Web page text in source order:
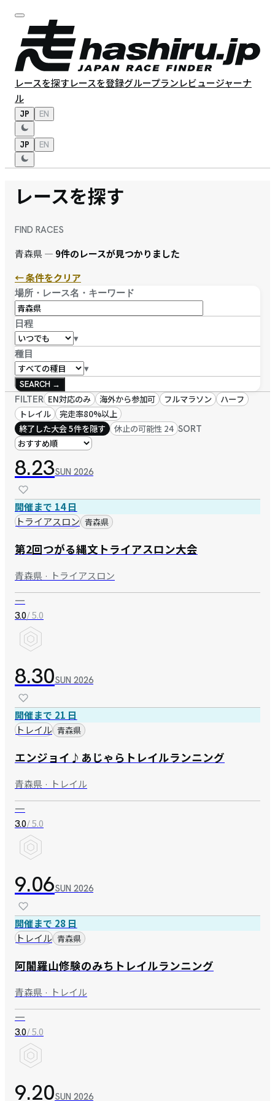
レースを探すレースを登録グループランレビュージャーナ
ル
JP EN
JP EN
レースを探す
FIND RACES
青森県 — 9件のレースが見つかりました
← 条件をクリア
場所・レース名・キーワード
日程
▾
種目
▾
SEARCH →
FILTER EN対応のみ 海外から参加可 フルマラソン
ハーフ
トレイル
完走率80%以上
終了した大会 5件を隠す
休止の可能性 24 SORT
8.23SUN 2026
開催まで 14 日
トライアスロン 青森県
第2回つがる縄文トライアスロン大会
青森県 · トライアスロン
—
3.0/ 5.0
8.30SUN 2026
開催まで 21 日
トレイル 青森県
エンジョイ♪あじゃらトレイルランニング
青森県 · トレイル
—
3.0/ 5.0
9.06SUN 2026
開催まで 28 日
トレイル 青森県
阿闍羅山修験のみちトレイルランニング
青森県 · トレイル
—
3.0/ 5.0
9.20SUN 2026